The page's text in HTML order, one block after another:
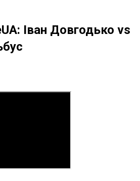
Іван Довгодько vs